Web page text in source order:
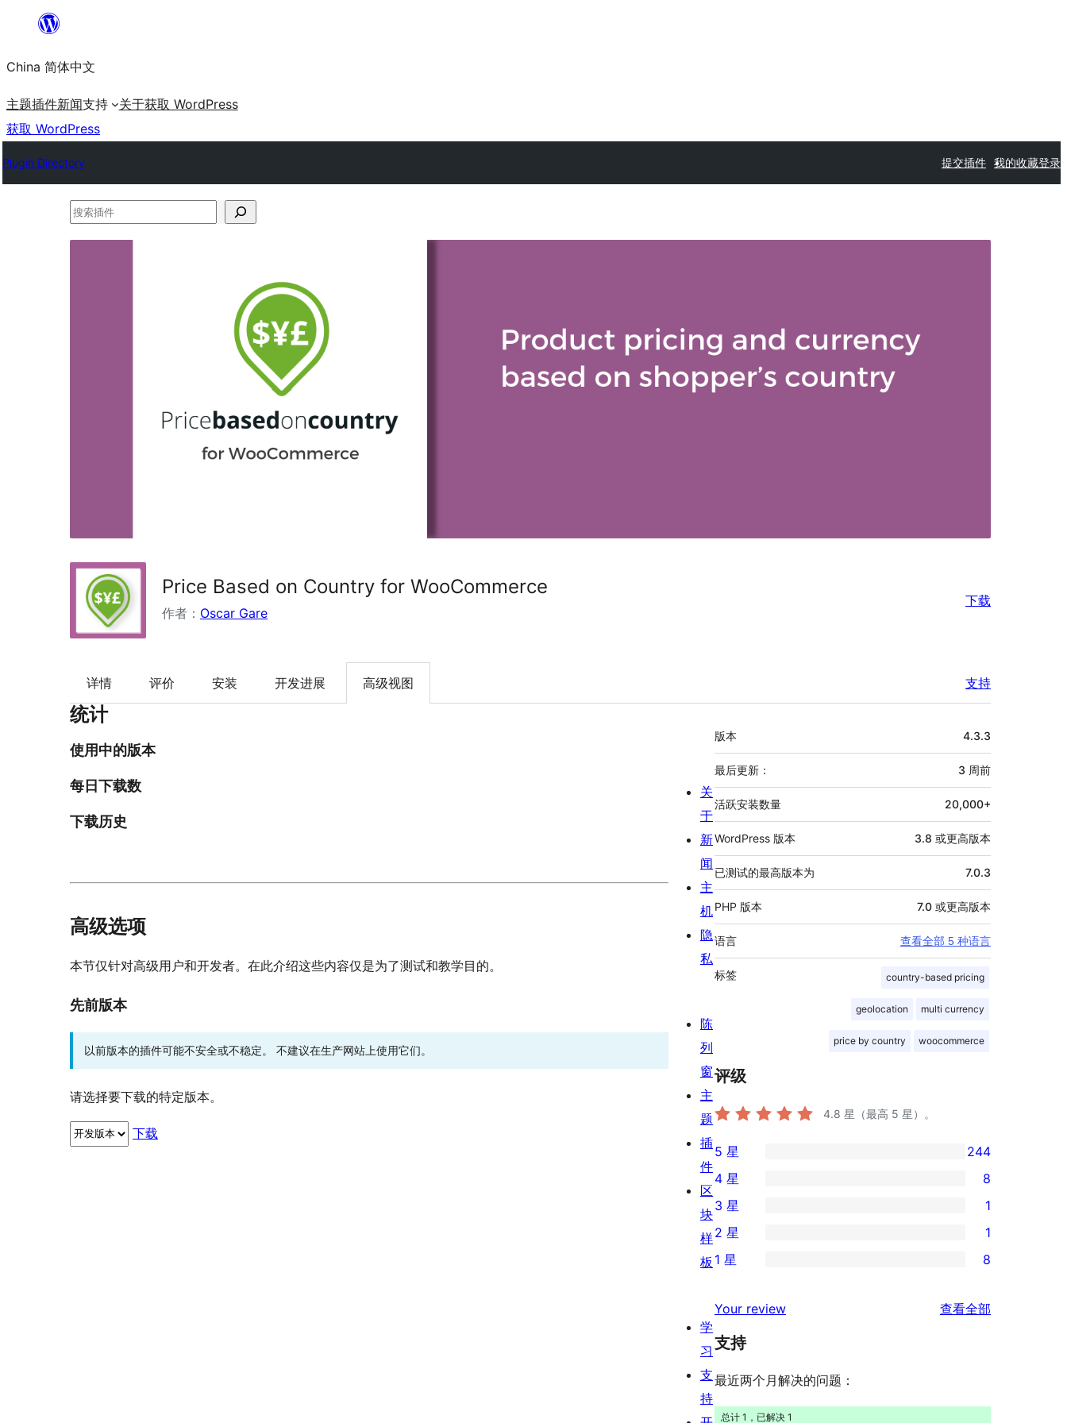
内
容
China 简体中文
主题插件新闻支持 关于获取 WordPress
获取 WordPress
Plugin Directory 提交插件 我的收藏登录
搜
Price Based on Country for WooCommerce
作者： Oscar Gare
下载
详情 评价 安装 开发进展 高级视图 支持
统计
使用中的版本
每日下载数
下载历史
高级选项
本节仅针对高级用户和开发者。在此介绍这些内容仅是为了测试和教学目的。
先前版本
以前版本的插件可能不安全或不稳定。 不建议在生产网站上使用它们。
请选择要下载的特定版本。
下载
额
外
信
息
版本 4.3.3
最后更新： 3 周前
活跃安装数量 20,000+
WordPress 版本 3.8 或更高版本
已测试的最高版本为 7.0.3
PHP 版本 7.0 或更高版本
语言 查看全部 5 种语言
标签 country-based pricing
geolocation multi currency
price by country woocommerce
评级
4.8 星（最高 5 星）。
244
条
5
星
评
5 星 244
条
4
星
价
4 星 8
1
条
3
评
价
3 星 1
条
星
评
2 星 1
1
星
价
1 星 8
Your review 查看全部
支持
最近两个月解决的问题：
总计 1，已解决 1
关
于
新
闻
主
机
隐
私
陈
列
窗
主
题
插
件
区
块
样
板
学
习
支
持